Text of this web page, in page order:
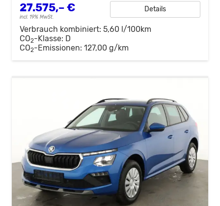
27.575,– €
incl. 19% MwSt.
Details
Verbrauch kombiniert: 5,60 l/100km
CO2-Klasse: D
CO2-Emissionen: 127,00 g/km